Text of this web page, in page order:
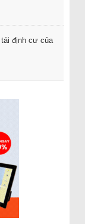
tái định cư của